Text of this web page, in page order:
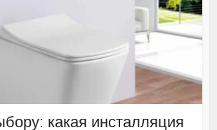
какая инсталляция